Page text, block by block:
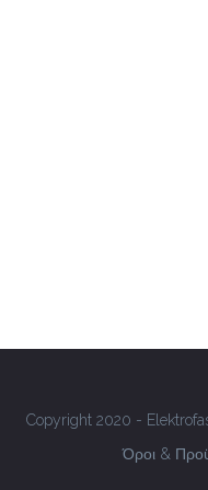
Copyright 2020 -
Όροι &